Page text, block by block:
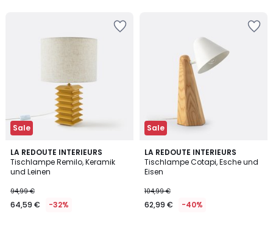
Sale
LA REDOUTE INTERIEURS
Tischlampe Remilo, Keramik
und Leinen
94,99 €
64,59 € -32%
5
/
5
Sale
LA REDOUTE INTERIEURS
Tischlampe Cotapi, Esche und
Eisen
104,99 €
62,99 € -40%
4,7
/ 5